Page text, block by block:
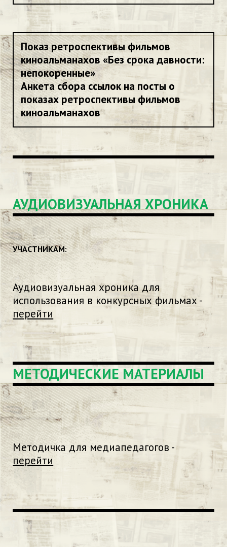
Показ ретроспективы фильмов
киноальманахов «Без срока давности:
непокоренные»
Анкета сбора ссылок на посты о
показах ретроспективы фильмов
киноальманахов
АУДИОВИЗУАЛЬНАЯ ХРОНИКА
УЧАСТНИКАМ:
Аудиовизуальная хроника для
использования в конкурсных фильмах -
перейти
МЕТОДИЧЕСКИЕ МАТЕРИАЛЫ
Методичка для медиапедагогов -
перейти